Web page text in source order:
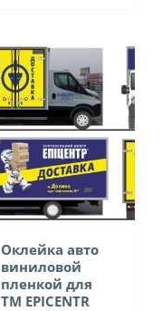
Оклейка авто
виниловой
пленкой для
ТМ EPICENTR